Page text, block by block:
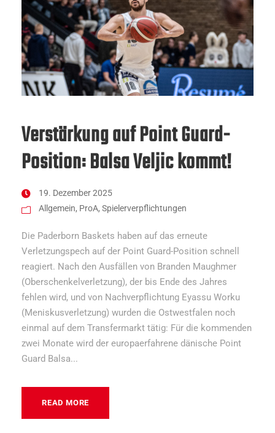
Verstärkung auf Point Guard-
Position: Balsa Veljic kommt!
19. Dezember 2025
Allgemein, ProA, Spielerverpflichtungen
Die Paderborn Baskets haben auf das erneute
Verletzungspech auf der Point Guard-Position schnell
reagiert. Nach den Ausfällen von Branden Maughmer
(Oberschenkelverletzung), der bis Ende des Jahres
fehlen wird, und von Nachverpflichtung Eyassu Worku
(Meniskusverletzung) wurden die Ostwestfalen noch
einmal auf dem Transfermarkt tätig: Für die kommenden
zwei Monate wird der europaerfahrene dänische Point
Guard Balsa...
READ MORE